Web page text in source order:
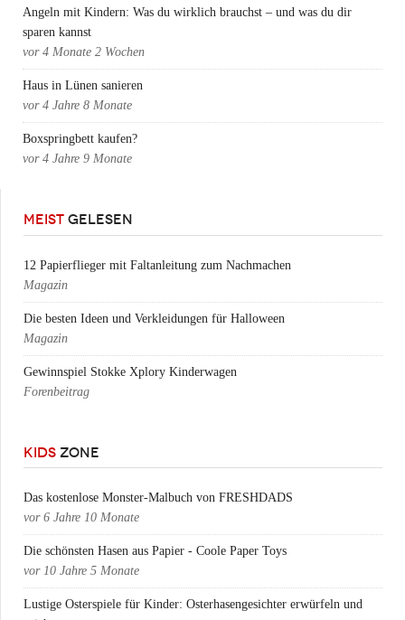
Angeln mit Kindern: Was du wirklich brauchst – und was du dir
sparen kannst
vor 4 Monate 2 Wochen
Haus in Lünen sanieren
vor 4 Jahre 8 Monate
Boxspringbett kaufen?
vor 4 Jahre 9 Monate
MEIST GELESEN
12 Papierflieger mit Faltanleitung zum Nachmachen
Magazin
Die besten Ideen und Verkleidungen für Halloween
Magazin
Gewinnspiel Stokke Xplory Kinderwagen
Forenbeitrag
KIDS ZONE
Das kostenlose Monster-Malbuch von FRESHDADS
vor 6 Jahre 10 Monate
Die schönsten Hasen aus Papier - Coole Paper Toys
vor 10 Jahre 5 Monate
Lustige Osterspiele für Kinder: Osterhasengesichter erwürfeln und